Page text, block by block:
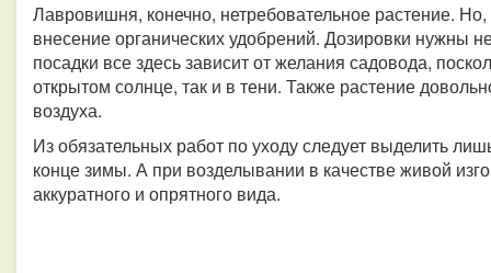
Лавровишня, конечно, нетребовательное растение.
внесение органических удобрений. Дозировки нужны
посадки все здесь зависит от желания садовода,
открытом солнце, так и в тени. Также растение
воздуха.
Из обязательных работ по уходу следует выделить
конце зимы. А при возделывании в качестве живой
аккуратного и опрятного вида.